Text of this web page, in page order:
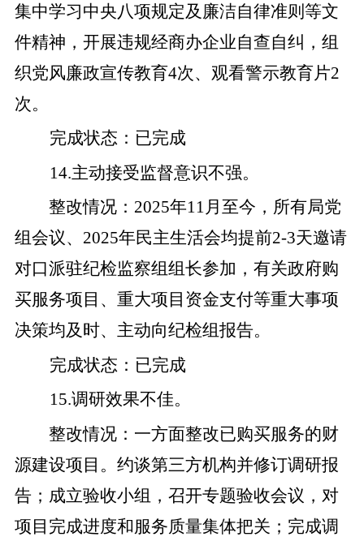
集中学习中央八项规定及廉洁自律准则等文
件精神 ，开展违规经商办企业自查自纠，组
织党风廉政宣传教育4次、观看警示教育片2
次。
完成状态 ： 已完成
14.主动接受监督意识不强。
整改情况： 2025年11月 至今 ，所有局党
组会议、 2025年民主生活会均提前2-3天邀请
对口派驻纪检监察组组长参加， 有关政府购
买服务项目、重大项目资金支付等重大事项
决策均及时、主动向纪检组报告。
完成状态 ： 已完成
15.调研效果不佳。
整改情况： 一方面整改已购买服务的财
源建设项目。约谈第三方机构并修订调研报
告；成立验收小组，召开专题验收会议，对
项目完成进度和服务质量集体把关；完成调